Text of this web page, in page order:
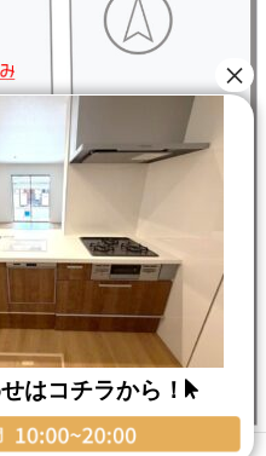
All Rights Reserved.
はコチラから！